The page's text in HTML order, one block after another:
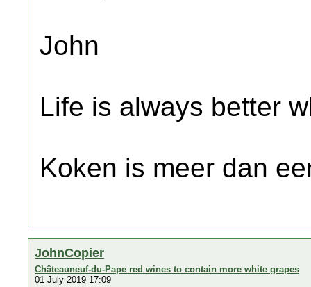
John
Life is always better
Koken is meer dan
JohnCopier
Châteauneuf-du-Pape red wines to contain more white grapes
01 July 2019 17:09